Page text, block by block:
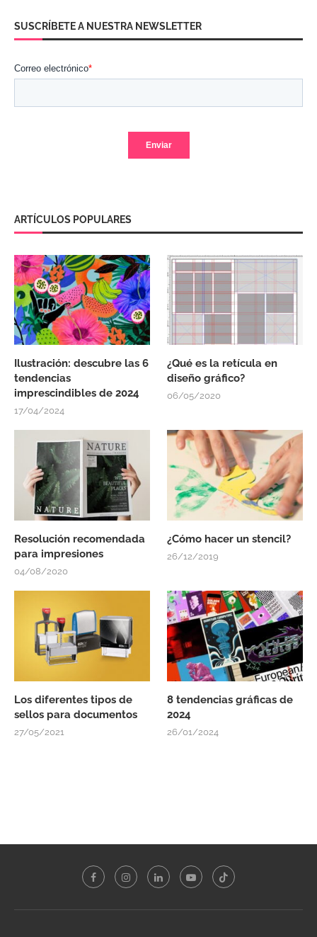
SUSCRÍBETE A NUESTRA NEWSLETTER
ARTÍCULOS POPULARES
Ilustración: descubre las 6
tendencias
imprescindibles de 2024
17/04/2024
¿Qué es la retícula en
diseño gráfico?
06/05/2020
Resolución recomendada
para impresiones
04/08/2020
¿Cómo hacer un stencil?
26/12/2019
Los diferentes tipos de
sellos para documentos
27/05/2021
8 tendencias gráficas de
2024
26/01/2024